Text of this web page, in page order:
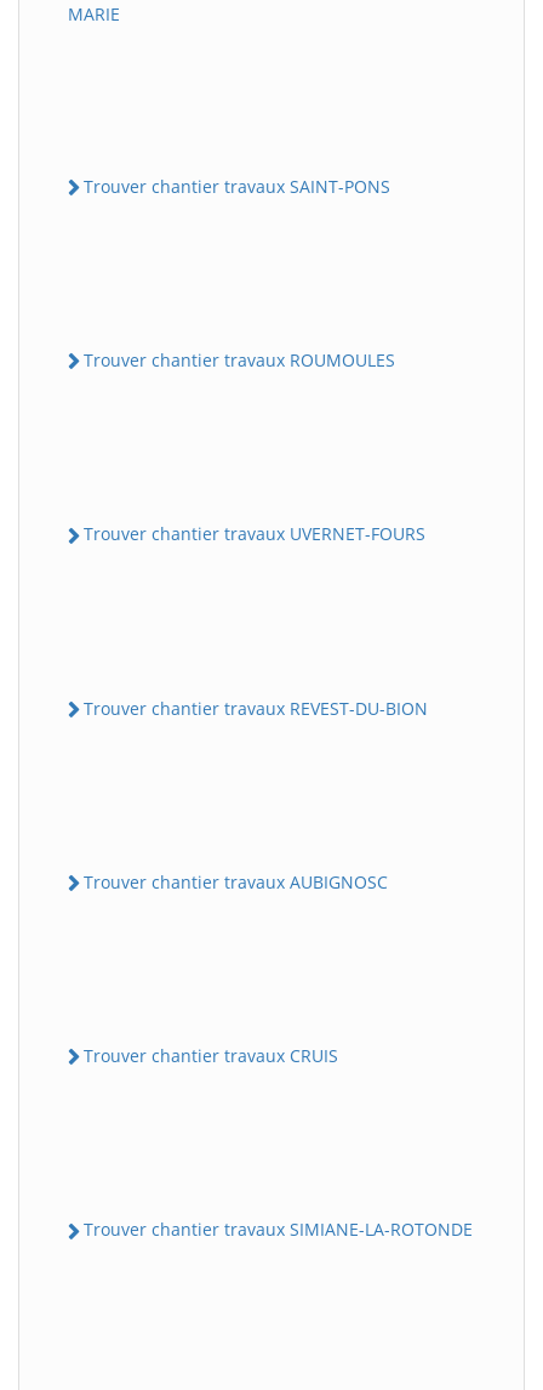
MARIE
Trouver chantier travaux SAINT-PONS
Trouver chantier travaux ROUMOULES
Trouver chantier travaux UVERNET-FOURS
Trouver chantier travaux REVEST-DU-BION
Trouver chantier travaux AUBIGNOSC
Trouver chantier travaux CRUIS
Trouver chantier travaux SIMIANE-LA-ROTONDE